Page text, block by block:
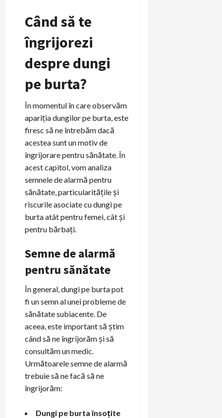
Când să te
îngrijorezi
despre dungi
pe burta?
În momentul în care observăm
apariția dungilor pe burta, este
firesc să ne întrebăm dacă
acestea sunt un motiv de
îngrijorare pentru sănătate. În
acest capitol, vom analiza
semnele de alarmă pentru
sănătate, particularitățile și
riscurile asociate cu dungi pe
burta atât pentru femei, cât și
pentru bărbați.
Semne de alarmă
pentru sănătate
În general, dungi pe burta pot
fi un semn al unei probleme de
sănătate subiacente. De
aceea, este important să știm
când să ne îngrijorăm și să
consultăm un medic.
Următoarele semne de alarmă
trebuie să ne facă să ne
îngrijorăm:
Dungi pe burta însoțite